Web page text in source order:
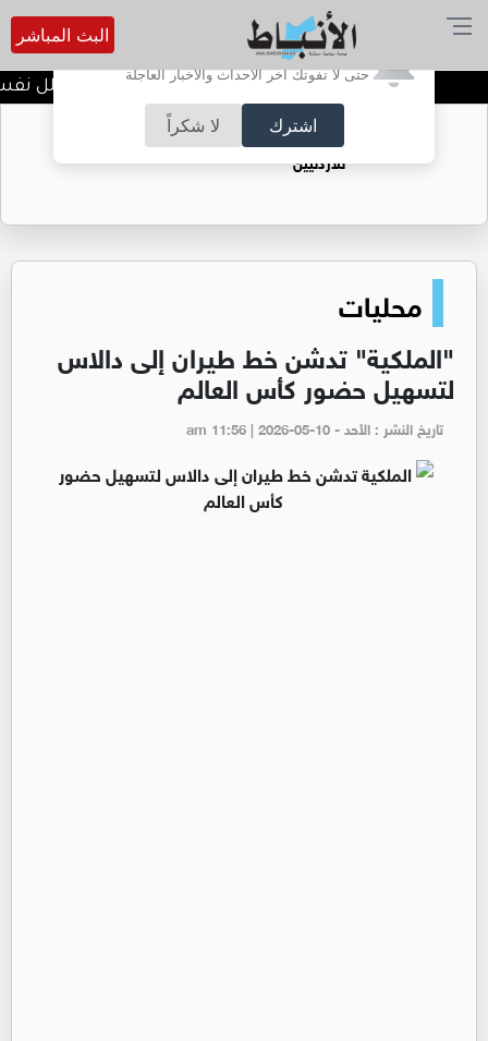
أترغب في تفعيل الإشعارات؟
حتى لا تفوتك آخر الأحداث والأخبار العاجلة
اشترك لا شكراً
البث المباشر
الضحك وقت الأزمات.. خلل نفسي
حقل الريشة حين يتحول الغاز إلى فرص عمل
للأردنيين
محليات
"الملكية" تدشن خط طيران إلى دالاس
لتسهيل حضور كأس العالم
تاريخ النشر : الأحد - am 11:56 | 2026-05-10